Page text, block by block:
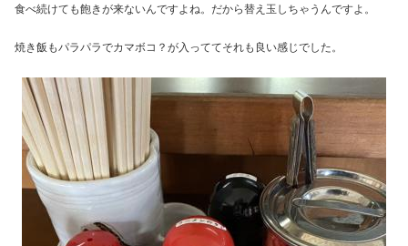
食べ続けても飽きが来ないんですよね。だから替え玉しちゃうんですよ。
焼き飯もパラパラでカマボコ？が入っててそれも良い感じでした。